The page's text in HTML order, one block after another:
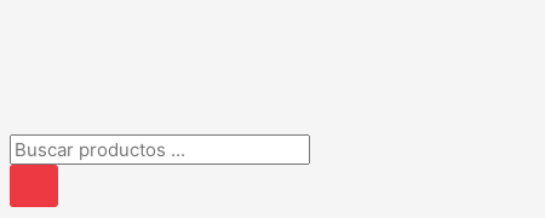
Búsqueda
productos